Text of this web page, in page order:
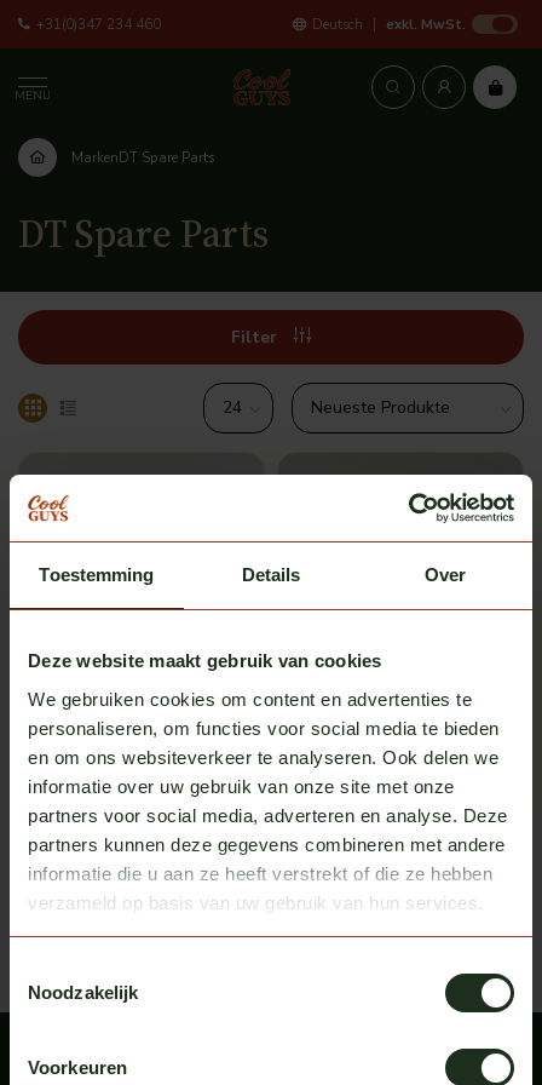
Toestemming Details Over
Deze website maakt gebruik van cookies
We gebruiken cookies om content en advertenties te
personaliseren, om functies voor social media te bieden
en om ons websiteverkeer te analyseren. Ook delen we
informatie over uw gebruik van onze site met onze
partners voor social media, adverteren en analyse. Deze
partners kunnen deze gegevens combineren met andere
informatie die u aan ze heeft verstrekt of die ze hebben
verzameld op basis van uw gebruik van hun services.
Noodzakelijk
Voorkeuren
+31(0)347 234 460 Deutsch exkl. MwSt.
MENU
MarkenDT Spare Parts
DT Spare Parts
Filter
DT Spare Parts
Volvo
Auf Lager
€ 8,00 exkl. MwSt.
DT Spare Parts
Auf Lager
€ 14,50 exkl. MwSt.
Zuletzt angesehen Bekijk alle producten